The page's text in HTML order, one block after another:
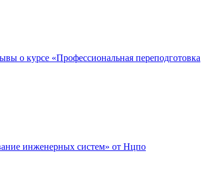
о курсе «Профессиональная переподготовка
инженерных систем» от Нцпо